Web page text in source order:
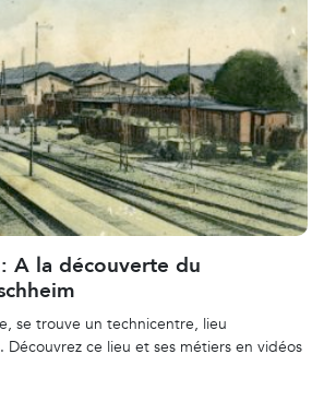
A la découverte du
se trouve un technicentre, lieu
Découvrez ce lieu et ses métiers en vidéos